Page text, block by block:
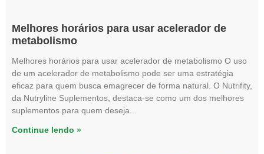
Melhores horários para usar acelerador de
metabolismo
Melhores horários para usar acelerador de metabolismo O uso
de um acelerador de metabolismo pode ser uma estratégia
eficaz para quem busca emagrecer de forma natural. O Nutrifity,
da Nutryline Suplementos, destaca-se como um dos melhores
suplementos para quem deseja
Continue lendo »